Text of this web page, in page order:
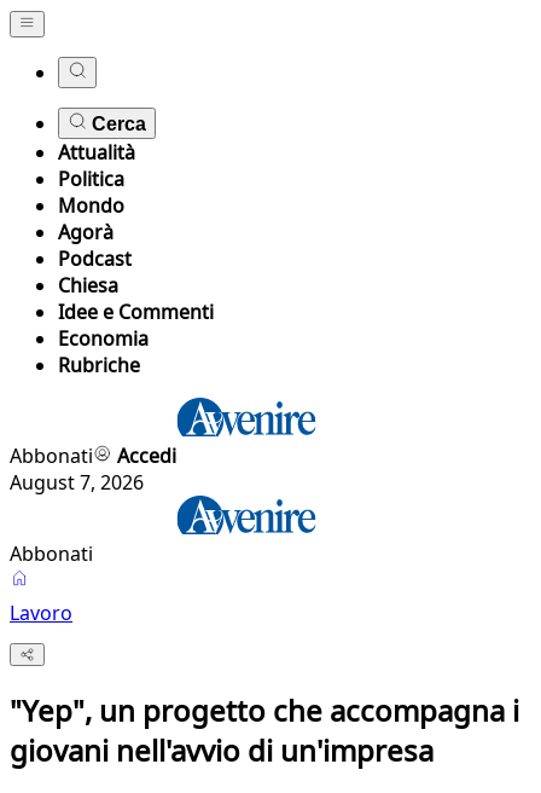
Cerca
Attualità
Politica
Mondo
Agorà
Podcast
Chiesa
Idee e Commenti
Economia
Rubriche
Abbonati
Accedi
August 7, 2026
Abbonati
Lavoro
"Yep", un progetto che accompagna i
giovani nell'avvio di un'impresa